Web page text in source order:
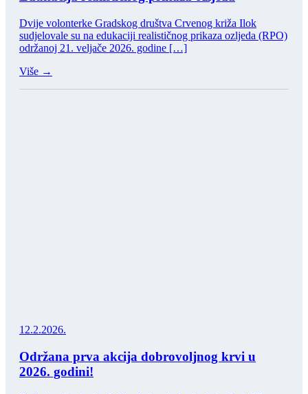
Dvije volonterke Gradskog društva Crvenog križa Ilok
sudjelovale su na edukaciji realističnog prikaza ozljeda (RPO)
održanoj 21. veljače 2026. godine […]
Više →
12.2.2026.
Održana prva akcija dobrovoljnog krvi u
2026. godini!